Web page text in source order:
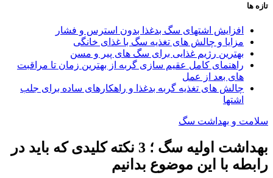
تازه ها
افزایش اشتهای سگ بدغذا بدون استرس و فشار
مزایا و چالش‌ های تغذیه سگ با غذای خانگی
بهترین رژیم غذایی برای سگ‌ های پیر و مسن
راهنمای کامل عقیم سازی گربه از بهترین زمان تا مراقبت‌
های بعد از عمل
چالش‌ های تغذیه گربه بدغذا و راهکارهای ساده برای جلب
اشتها
سلامت و بهداشت سگ
بهداشت اولیه سگ ؛ 3 نکته کلیدی که باید در
رابطه با این موضوع بدانیم